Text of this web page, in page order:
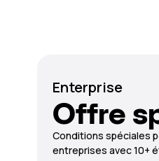
Enterprise
Offre
Conditions spéciales
entreprises avec 10+